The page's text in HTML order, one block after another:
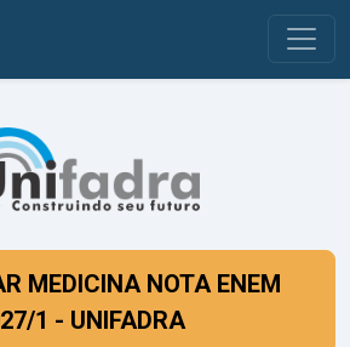
MEDICINA NOTA ENEM
1 - UNIFADRA